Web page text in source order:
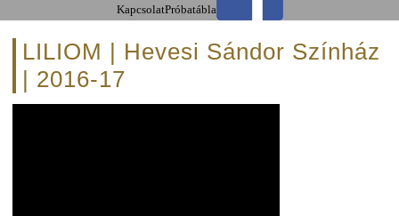
KapcsolatPróbatábla
LILIOM | Hevesi Sándor Színház
| 2016-17